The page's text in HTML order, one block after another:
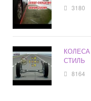
3180
СТИЛЬ
8164